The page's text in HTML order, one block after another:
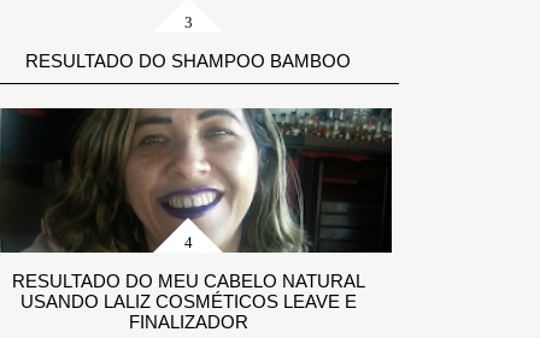
RESULTADO DO SHAMPOO BAMBOO
RESULTADO DO MEU CABELO NATURAL
USANDO LALIZ COSMÉTICOS LEAVE E
FINALIZADOR